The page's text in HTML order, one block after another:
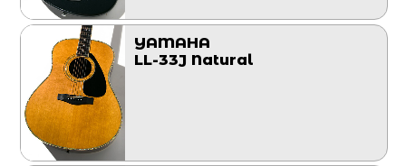
YAMAHA
LL-33J Natural